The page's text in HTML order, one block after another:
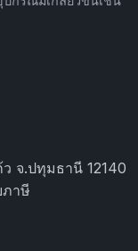
จ.ปทุมธานี 12140
ภาษี